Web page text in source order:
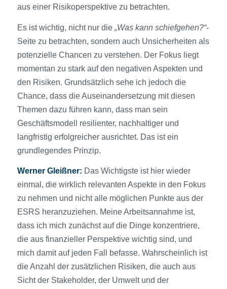
aus einer Risikoperspektive zu betrachten.
Es ist wichtig, nicht nur die „Was kann schiefgehen?“-
Seite zu betrachten, sondern auch Unsicherheiten als
potenzielle Chancen zu verstehen. Der Fokus liegt
momentan zu stark auf den negativen Aspekten und
den Risiken. Grundsätzlich sehe ich jedoch die
Chance, dass die Auseinandersetzung mit diesen
Themen dazu führen kann, dass man sein
Geschäftsmodell resilienter, nachhaltiger und
langfristig erfolgreicher ausrichtet. Das ist ein
grundlegendes Prinzip.
Werner Gleißner: Das Wichtigste ist hier wieder
einmal, die wirklich relevanten Aspekte in den Fokus
zu nehmen und nicht alle möglichen Punkte aus der
ESRS heranzuziehen. Meine Arbeitsannahme ist,
dass ich mich zunächst auf die Dinge konzentriere,
die aus finanzieller Perspektive wichtig sind, und
mich damit auf jeden Fall befasse. Wahrscheinlich ist
die Anzahl der zusätzlichen Risiken, die auch aus
Sicht der Stakeholder, der Umwelt und der